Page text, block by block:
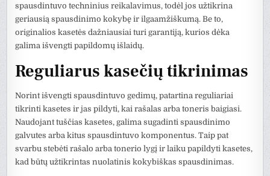
spausdintuvo techninius reikalavimus, todėl jos užtikrina
geriausią spausdinimo kokybę ir ilgaamžiškumą. Be to,
originalios kasetės dažniausiai turi garantiją, kurios dėka
galima išvengti papildomų išlaidų.
Reguliarus kasečių tikrinimas
Norint išvengti spausdintuvo gedimų, patartina reguliariai
tikrinti kasetes ir jas pildyti, kai rašalas arba toneris baigiasi.
Naudojant tuščias kasetes, galima sugadinti spausdinimo
galvutes arba kitus spausdintuvo komponentus. Taip pat
svarbu stebėti rašalo arba tonerio lygį ir laiku papildyti kasetes,
kad būtų užtikrintas nuolatinis kokybiškas spausdinimas.